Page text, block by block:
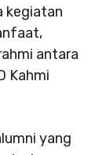
kegiatan
antara
Kahmi
yang